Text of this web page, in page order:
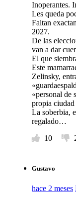
Inoperantes.
Les queda
Faltan
2027.
De las
van a dar
El que
Este
Zelinsky,
«personal de
propia ciudad
La soberbia,
regalado…
10
Gustavo
hace 2 meses